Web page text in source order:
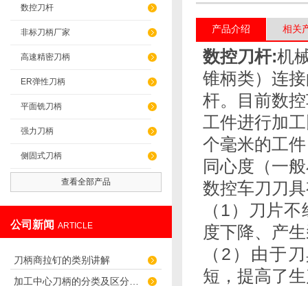
数控刀杆
非标刀柄厂家
高速精密刀柄
ER弹性刀柄
平面铣刀柄
强力刀柄
侧固式刀柄
查看全部产品
公司新闻 ARTICLE
刀柄商拉钉的类别讲解
产品介绍 相关
数控刀杆:机
锥柄类）连
杆。目前数
工件进行加
个毫米的工
同心度（一
数控车刀刀
（1）刀片
度下降、产
（2）由于
短，提高了